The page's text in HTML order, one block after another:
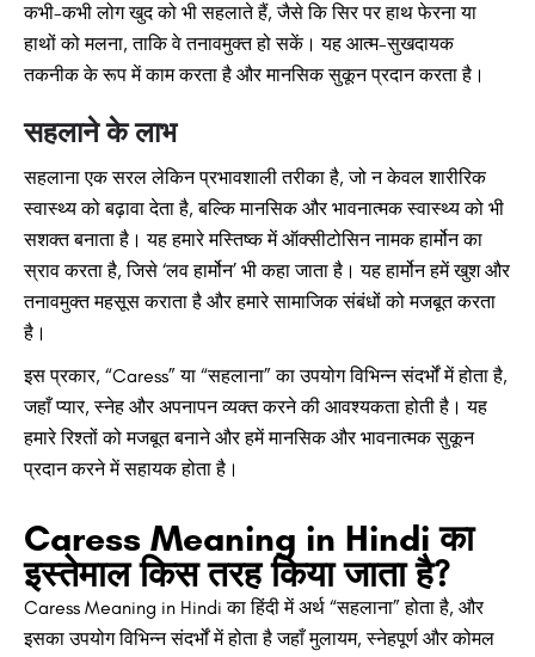
कभी-कभी लोग खुद को भी सहलाते हैं, जैसे कि सिर पर हाथ फेरना या
हाथों को मलना, ताकि वे तनावमुक्त हो सकें। यह आत्म-सुखदायक
तकनीक के रूप में काम करता है और मानसिक सुकून प्रदान करता है।
सहलाने के लाभ
सहलाना एक सरल लेकिन प्रभावशाली तरीका है, जो न केवल शारीरिक
स्वास्थ्य को बढ़ावा देता है, बल्कि मानसिक और भावनात्मक स्वास्थ्य को भी
सशक्त बनाता है। यह हमारे मस्तिष्क में ऑक्सीटोसिन नामक हार्मोन का
स्राव करता है, जिसे ‘लव हार्मोन’ भी कहा जाता है। यह हार्मोन हमें खुश और
तनावमुक्त महसूस कराता है और हमारे सामाजिक संबंधों को मजबूत करता
है।
इस प्रकार, “Caress” या “सहलाना” का उपयोग विभिन्न संदर्भों में होता है,
जहाँ प्यार, स्नेह और अपनापन व्यक्त करने की आवश्यकता होती है। यह
हमारे रिश्तों को मजबूत बनाने और हमें मानसिक और भावनात्मक सुकून
प्रदान करने में सहायक होता है।
Caress Meaning in Hindi का
इस्तेमाल किस तरह किया जाता है?
Caress Meaning in Hindi का हिंदी में अर्थ “सहलाना” होता है, और
इसका उपयोग विभिन्न संदर्भों में होता है जहाँ मुलायम, स्नेहपूर्ण और कोमल